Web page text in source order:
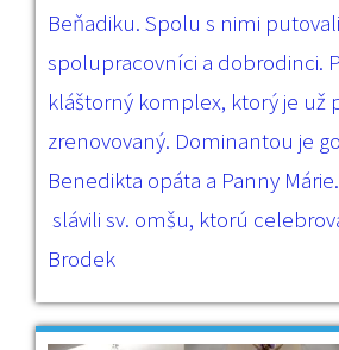
Beňadiku. Spolu s nimi
spolupracovníci a dobrodinci.
kláštorný komplex, ktorý je už
zrenovovaný. Dominantou je
Benedikta opáta a Panny
slávili sv. omšu, ktorú
Brodek